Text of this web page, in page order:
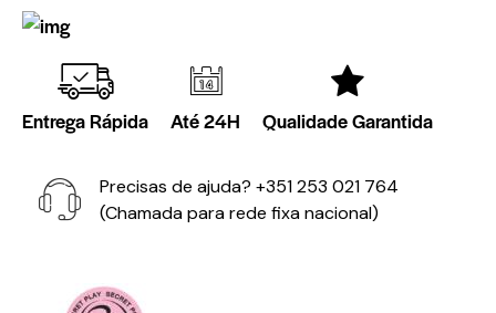
Entrega Rápida Até 24H Qualidade Garantida
Precisas de ajuda? +351 253 021 764
(Chamada para rede fixa nacional)